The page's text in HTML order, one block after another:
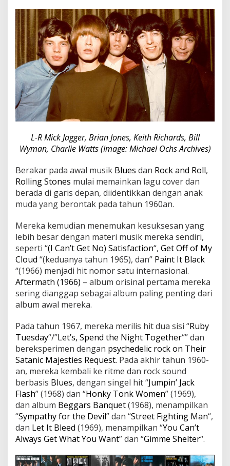
L-R Mick Jagger, Brian Jones, Keith Richards, Bill
Wyman, Charlie Watts (Image: Michael Ochs Archives)
Berakar pada awal musik Blues dan Rock and Roll,
Rolling Stones mulai memainkan lagu cover dan
berada di garis depan, diidentikkan dengan anak
muda yang berontak pada tahun 1960an.
Mereka kemudian menemukan kesuksesan yang
lebih besar dengan materi musik mereka sendiri,
seperti “(I Can’t Get No) Satisfaction“, Get Off of My
Cloud “(keduanya tahun 1965), dan” Paint It Black
“(1966) menjadi hit nomor satu internasional.
Aftermath (1966) – album orisinal pertama mereka
sering dianggap sebagai album paling penting dari
album awal mereka.
Pada tahun 1967, mereka merilis hit dua sisi “Ruby
Tuesday“/”Let’s, Spend the Night Together“” dan
bereksperimen dengan psychedelic rock on Their
Satanic Majesties Request. Pada akhir tahun 1960-
an, mereka kembali ke ritme dan rock sound
berbasis Blues, dengan singel hit “Jumpin’ Jack
Flash” (1968) dan “Honky Tonk Women” (1969),
dan album Beggars Banquet(1968), menampilkan
“Sympathy for the Devil” dan “Street Fighting Man“,
dan Let It Bleed (1969), menampilkan “You Can’t
Always Get What You Want” dan “Gimme Shelter“.